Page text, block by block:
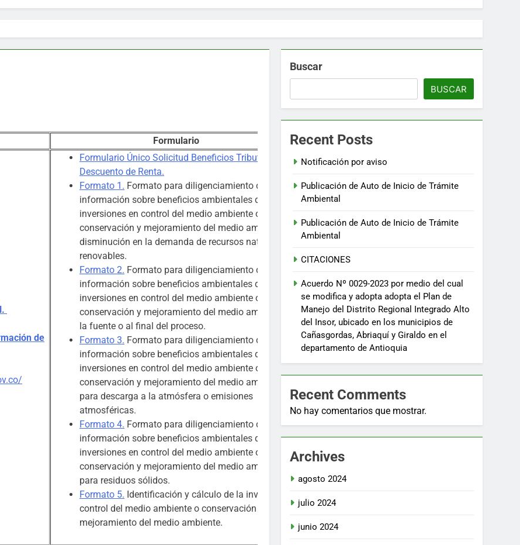
Formulario Plazo
de
Formulario Único Solicitud Beneficios Tributarios
Descuento de Renta.
Formato 1 . Formato para diligenciamiento de
información sobre beneficios ambientales de
inversiones en control del medio ambiente o
conservación y mejoramiento del medio ambiente por
disminución en la demanda de recursos naturales
renovables.
Formato 2. Formato para diligenciamiento de
información sobre beneficios ambientales de
inversiones en control del medio ambiente o
conservación y mejoramiento del medio ambiente en
la fuente o al final del proceso.
Formato 3. Formato para diligenciamiento de
información sobre beneficios ambientales de
inversiones en control del medio ambiente o
conservación y mejoramiento del medio ambiente
para descarga a la atmósfera o emisiones
atmosféricas.
Formato 4. Formato para diligenciamiento de
información sobre beneficios ambientales de
inversiones en control del medio ambiente o
conservación y mejoramiento del medio ambiente
para residuos sólidos.
Formato 5. Identificación y cálculo de la inversión en
control del medio ambiente o conservación y
mejoramiento del medio ambiente.
30 Días Hábiles
Buscar
BUSCAR
Recent Posts
Notificación por aviso
Publicación de Auto de Inicio de Trámite
Ambiental
Publicación de Auto de Inicio de Trámite
Ambiental
CITACIONES
Acuerdo Nº 0029-2023 por medio del cual
se modifica y adopta adopta el Plan de
Manejo del Distrito Regional Integrado Alto
del Insor, ubicado en los municipios de
Cañasgordas, Abriaquí y Giraldo en el
departamento de Antioquia
Recent Comments
No hay comentarios que mostrar.
Archives
agosto 2024
julio 2024
junio 2024